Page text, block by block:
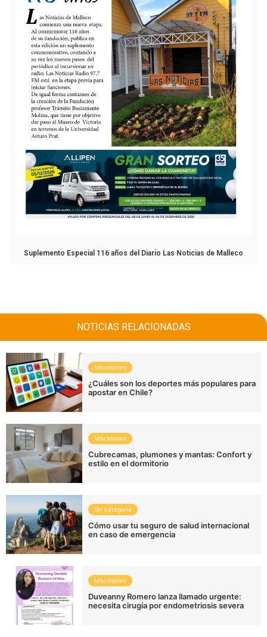
Suplemento Especial 116 años del Diario Las Noticias de Malleco
NOTICIAS RELACIONADAS
Misceláneo
¿Cuáles son los deportes más populares para
apostar en Chile?
Misceláneo
Cubrecamas, plumones y mantas: Confort y
estilo en el dormitorio
Sin categoría
Cómo usar tu seguro de salud internacional
en caso de emergencia
Misceláneo
Duveanny Romero lanza llamado urgente:
necesita cirugía por endometriosis severa